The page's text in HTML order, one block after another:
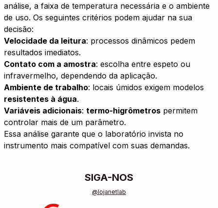
análise, a faixa de temperatura necessária e o ambiente
de uso. Os seguintes critérios podem ajudar na sua
decisão:
Velocidade da leitura: processos dinâmicos pedem
resultados imediatos.
Contato com a amostra: escolha entre espeto ou
infravermelho, dependendo da aplicação.
Ambiente de trabalho: locais úmidos exigem modelos
resistentes à água.
Variáveis adicionais: termo-higrômetros permitem
controlar mais de um parâmetro.
Essa análise garante que o laboratório invista no
instrumento mais compatível com suas demandas.
SIGA-NOS
@lojanetlab